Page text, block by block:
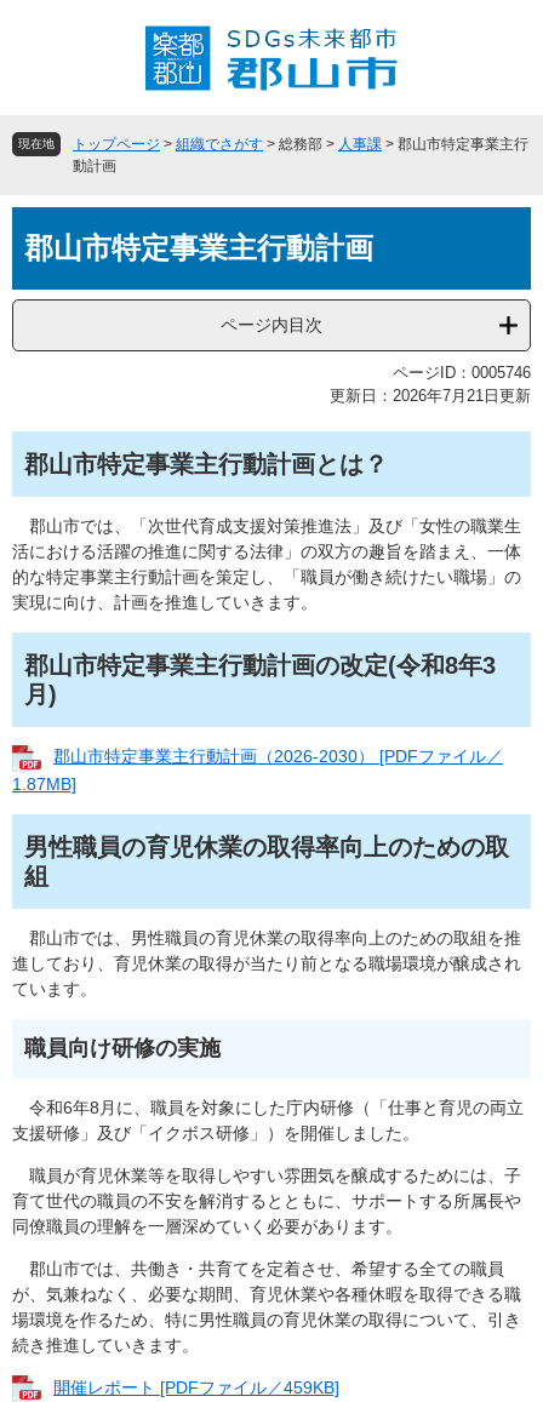
頭
飛
へ
現在地 トップページ > 組織でさがす > 総務部 > 人事課 > 郡山市特定事業主行
動計画
文郡山市特定事業主行動計画
ページ内目次
ページID：0005746
更新日：2026年7月21日更新
郡山市特定事業主行動計画とは？
郡山市では、「次世代育成支援対策推進法」及び「女性の職業生
活における活躍の推進に関する法律」の双方の趣旨を踏まえ、一体
的な特定事業主行動計画を策定し、「職員が働き続けたい職場」の
実現に向け、計画を推進していきます。
郡山市特定事業主行動計画の改定(令和8年3
月)
郡山市特定事業主行動計画（2026-2030） [PDFファイル／
1.87MB]
男性職員の育児休業の取得率向上のための取
組
郡山市では、男性職員の育児休業の取得率向上のための取組を推
進しており、育児休業の取得が当たり前となる職場環境が醸成され
ています。
職員向け研修の実施
令和6年8月に、職員を対象にした庁内研修（「仕事と育児の両立
支援研修」及び「イクボス研修」）を開催しました。
職員が育児休業等を取得しやすい雰囲気を醸成するためには、子
育て世代の職員の不安を解消するとともに、サポートする所属長や
同僚職員の理解を一層深めていく必要があります。
郡山市では、共働き・共育てを定着させ、希望する全ての職員
が、気兼ねなく、必要な期間、育児休業や各種休暇を取得できる職
場環境を作るため、特に男性職員の育児休業の取得について、引き
続き推進していきます。
開催レポート [PDFファイル／459KB]